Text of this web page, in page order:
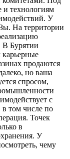
и технологиям
У
На территории
В Бурятии
карьерные
продаются
но ваша
спросом,
с
том числе по
Точек
в
У
чему